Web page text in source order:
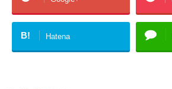
B! Hatena